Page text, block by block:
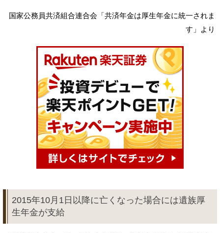
国家公務員共済組合連合会「共済年金は厚生年金に統一されま
す」より
2015年10月1日以降に亡くなった場合には遺族厚
生年金が支給